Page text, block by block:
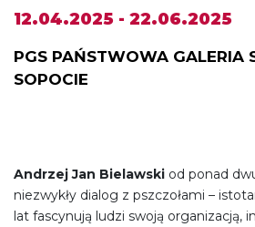
12.04.2025 - 22.06.2025
PGS PAŃSTWOWA GALERIA
SOPOCIE
Andrzej Jan Bielawski od ponad
niezwykły dialog z pszczołami –
lat fascynują ludzi swoją organizacją,